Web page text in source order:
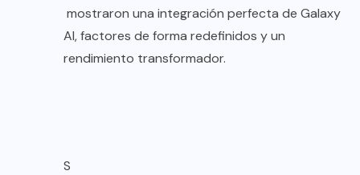
mostraron una integración perfecta de Galaxy
AI, factores de forma redefinidos y un
rendimiento transformador.
S